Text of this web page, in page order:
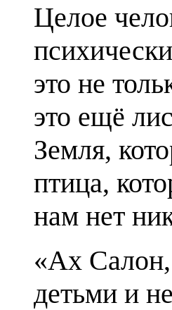
Целое
это не
это ещё
Земля,
птица,
нам нет
«Ах
детьми и